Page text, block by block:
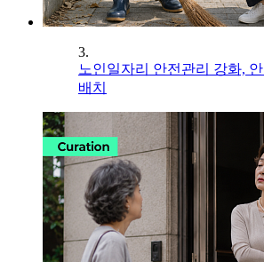
3.
노인일자리 안전관리 강화,
배치